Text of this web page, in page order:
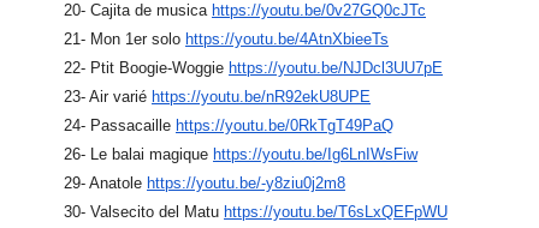
20- Cajita de musica https://youtu.be/0v27GQ0cJTc
21- Mon 1er solo https://youtu.be/4AtnXbieeTs
22- Ptit Boogie-Woggie https://youtu.be/NJDcl3UU7pE
23- Air varié https://youtu.be/nR92ekU8UPE
24- Passacaille https://youtu.be/0RkTgT49PaQ
26- Le balai magique https://youtu.be/Ig6LnIWsFiw
29- Anatole https://youtu.be/-y8ziu0j2m8
30- Valsecito del Matu https://youtu.be/T6sLxQEFpWU